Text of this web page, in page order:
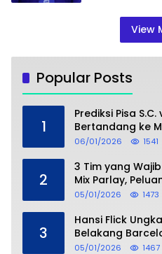
View
Popular Posts
1
Prediksi Pisa
Bertandang ke
Asuhan Cesc
06/01/2026 1541
2
3 Tim yang
Mix Parlay,
05/01/2026 1473
3
Hansi Flick
Belakang
Transfer Januari
05/01/2026 1467